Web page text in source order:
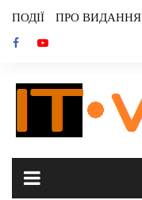
content
ПОДІЇ ПРО ВИДАННЯ